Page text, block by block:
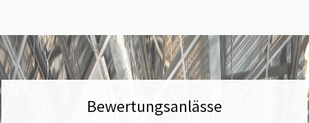
Bewertungsanlässe